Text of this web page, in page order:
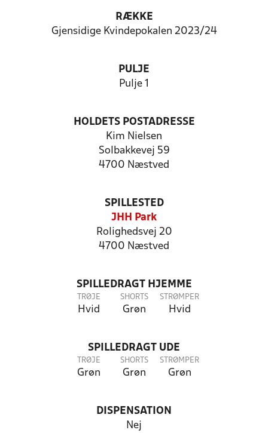
RÆKKE
Gjensidige Kvindepokalen 2023/24
PULJE
Pulje 1
HOLDETS POSTADRESSE
Kim Nielsen
Solbakkevej 59
4700 Næstved
SPILLESTED
JHH Park
Rolighedsvej 20
4700 Næstved
SPILLEDRAGT HJEMME
TRØJE
Hvid
SHORTS
Grøn
STRØMPER
Hvid
SPILLEDRAGT UDE
TRØJE
Grøn
SHORTS
Grøn
STRØMPER
Grøn
DISPENSATION
Nej